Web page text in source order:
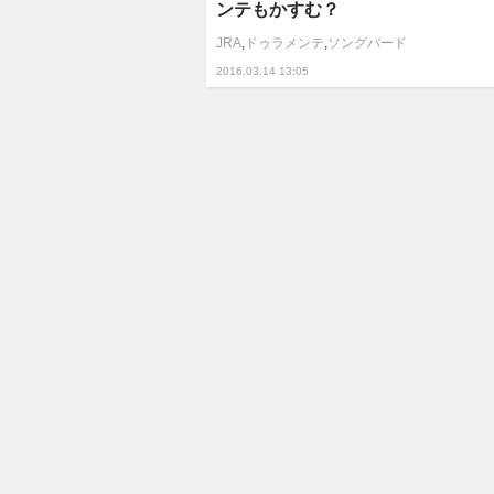
2016.03.14 13:05
ンテもかすむ？
JRA, ドゥラメンテ,ソングバード